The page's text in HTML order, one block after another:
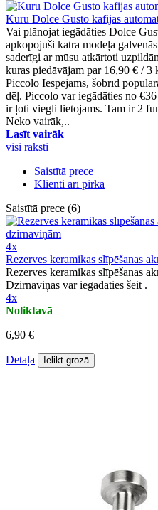
Kuru Dolce Gusto kafijas
Vai plānojat iegādāties Dolce
apkopojuši katra modeļa
saderīgi ar mūsu atkārtoti
kuras piedāvājam par 16,90 € /
Piccolo Iespējams, šobrīd
dēļ. Piccolo var iegādāties no
ir ļoti viegli lietojams. Tam ir 2
Neko vairāk,..
Lasīt vairāk
visi raksti
Saistītā prece
Klienti arī pirka
Saistītā prece (6)
4x
Rezerves keramikas slīpēšanas
Rezerves keramikas slīpēšanas
Dzirnaviņas var iegādāties šeit .
4x
Noliktavā
6,90 €
Detaļa Ielikt grozā